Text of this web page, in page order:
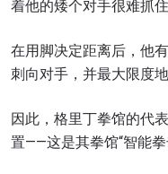
着他的矮个对手很难抓住
在用脚决定距离后，他
刺向对手，并最大限度
因此，格里丁拳馆的代
置——这是其拳馆“智能拳